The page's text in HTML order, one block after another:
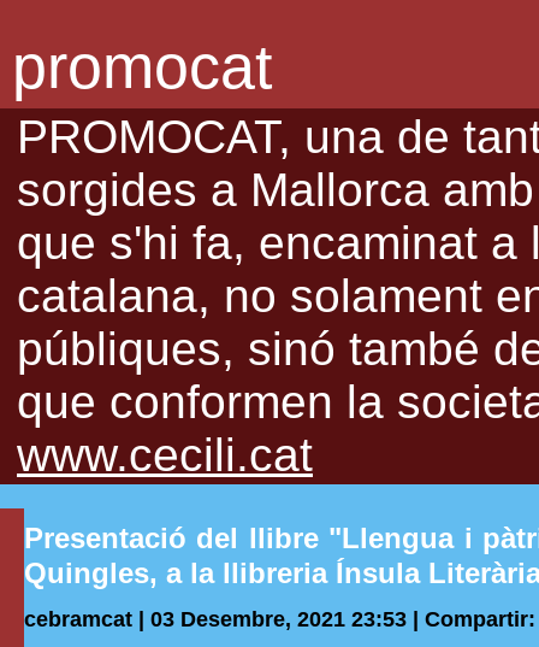
promocat
PROMOCAT, una de
sorgides a Mallorca
que s'hi fa, encaminat
catalana, no solament
públiques, sinó també
que conformen la
www.cecili.cat
Presentació del llibre "Llengua i
Quingles, a la llibreria Ínsula
cebramcat | 03 Desembre, 2021 23:53 | Compartir: